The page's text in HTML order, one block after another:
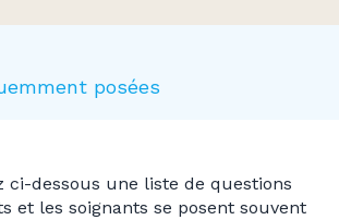
posées
ci-dessous une liste de questions
et les soignants se posent souvent